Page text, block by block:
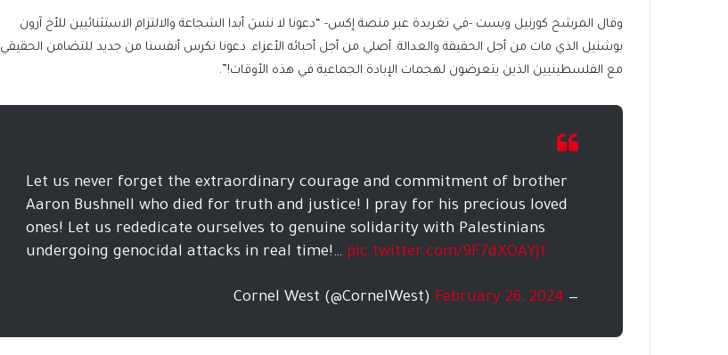
وقال المرشح كورنيل ويست -في تغريدة عبر منصة إكس- “دعونا لا ننسَ أبدا الشجاعة والالتزام الاستثنائيين للأخ آرون
بوشنيل الذي مات من أجل الحقيقة والعدالة. أصلي من أجل أحبائه الأعزاء. دعونا نكرس أنفسنا من جديد للتضامن الحقيقي
مع الفلسطينيين الذين يتعرضون لهجمات الإبادة الجماعية في هذه الأوقات!”.
Let us never forget the extraordinary courage and commitment of brother
Aaron Bushnell who died for truth and justice! I pray for his precious loved
ones! Let us rededicate ourselves to genuine solidarity with Palestinians
undergoing genocidal attacks in real time!… pic.twitter.com/9F7dXOAYJt
— Cornel West (@CornelWest)
February 26, 2024